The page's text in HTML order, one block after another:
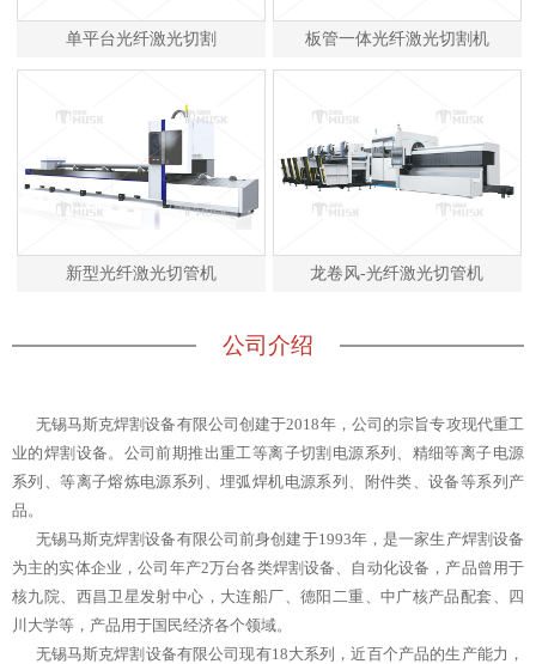
单平台光纤激光切割 板管一体光纤激光切割机
新型光纤激光切管机 龙卷风-光纤激光切管机
公司介绍
无锡马斯克焊割设备有限公司创建于2018年，公司的宗旨专攻现代重工
业的焊割设备。公司前期推出重工等离子切割电源系列、精细等离子电源
系列、等离子熔炼电源系列、埋弧焊机电源系列、附件类、设备等系列产
品。
无锡马斯克焊割设备有限公司前身创建于1993年，是一家生产焊割设备
为主的实体企业，公司年产2万台各类焊割设备、自动化设备，产品曾用于
核九院、西昌卫星发射中心，大连船厂、德阳二重、中广核产品配套、四
川大学等，产品用于国民经济各个领域。
无锡马斯克焊割设备有限公司现有18大系列，近百个产品的生产能力，